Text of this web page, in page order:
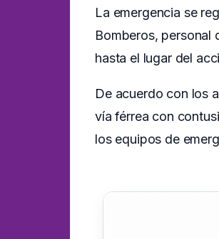
La emergencia se
Bomberos, personal
hasta el lugar del
De acuerdo con los
vía férrea con
los equipos de